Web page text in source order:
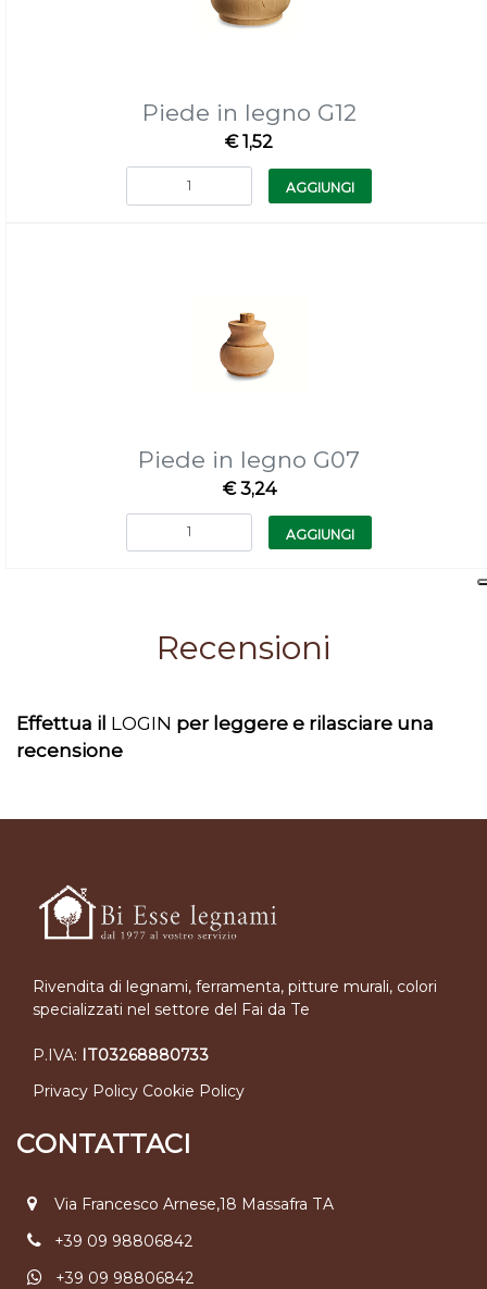
Piede in legno G12
€ 1,52
Quantità
AGGIUNGI
Piede in legno G07
€ 3,24
Quantità
AGGIUNGI
Recensioni
Effettua il LOGIN per leggere e rilasciare una
recensione
Rivendita di legnami, ferramenta, pitture murali, colori
specializzati nel settore del Fai da Te
P.IVA: IT03268880733
Privacy Policy Cookie Policy
CONTATTACI
Via Francesco Arnese,18 Massafra TA
+39 09 98806842
+39 09 98806842